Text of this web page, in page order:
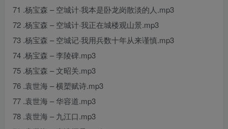
71 .杨宝森 – 空城计·我本是卧龙岗散淡的人.mp3
72 .杨宝森 – 空城计·我正在城楼观山景.mp3
73 .杨宝森 – 空城记·我用兵数十年从来谨慎.mp3
74 .杨宝森 – 李陵碑.mp3
75 .杨宝森 – 文昭关.mp3
76 .袁世海 – 横槊赋诗.mp3
77 .袁世海 – 华容道.mp3
78 .袁世海 – 九江口.mp3